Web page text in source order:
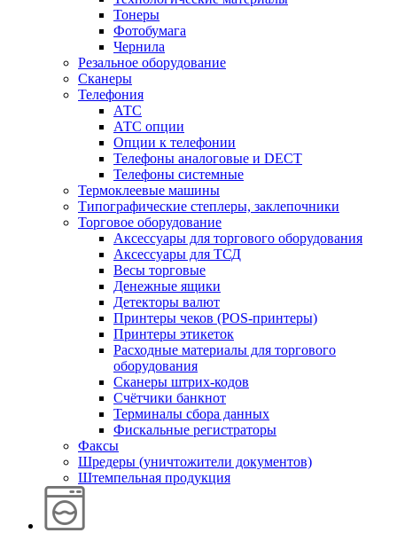
Тонеры
Фотобумага
Чернила
Резальное оборудование
Сканеры
Телефония
АТС
АТС опции
Опции к телефонии
Телефоны аналоговые и DECT
Телефоны системные
Термоклеевые машины
Типографические степлеры, заклепочники
Торговое оборудование
Аксессуары для торгового оборудования
Аксессуары для ТСД
Весы торговые
Денежные ящики
Детекторы валют
Принтеры чеков (POS-принтеры)
Принтеры этикеток
Расходные материалы для торгового
оборудования
Сканеры штрих-кодов
Счётчики банкнот
Терминалы сбора данных
Фискальные регистраторы
Факсы
Шредеры (уничтожители документов)
Штемпельная продукция